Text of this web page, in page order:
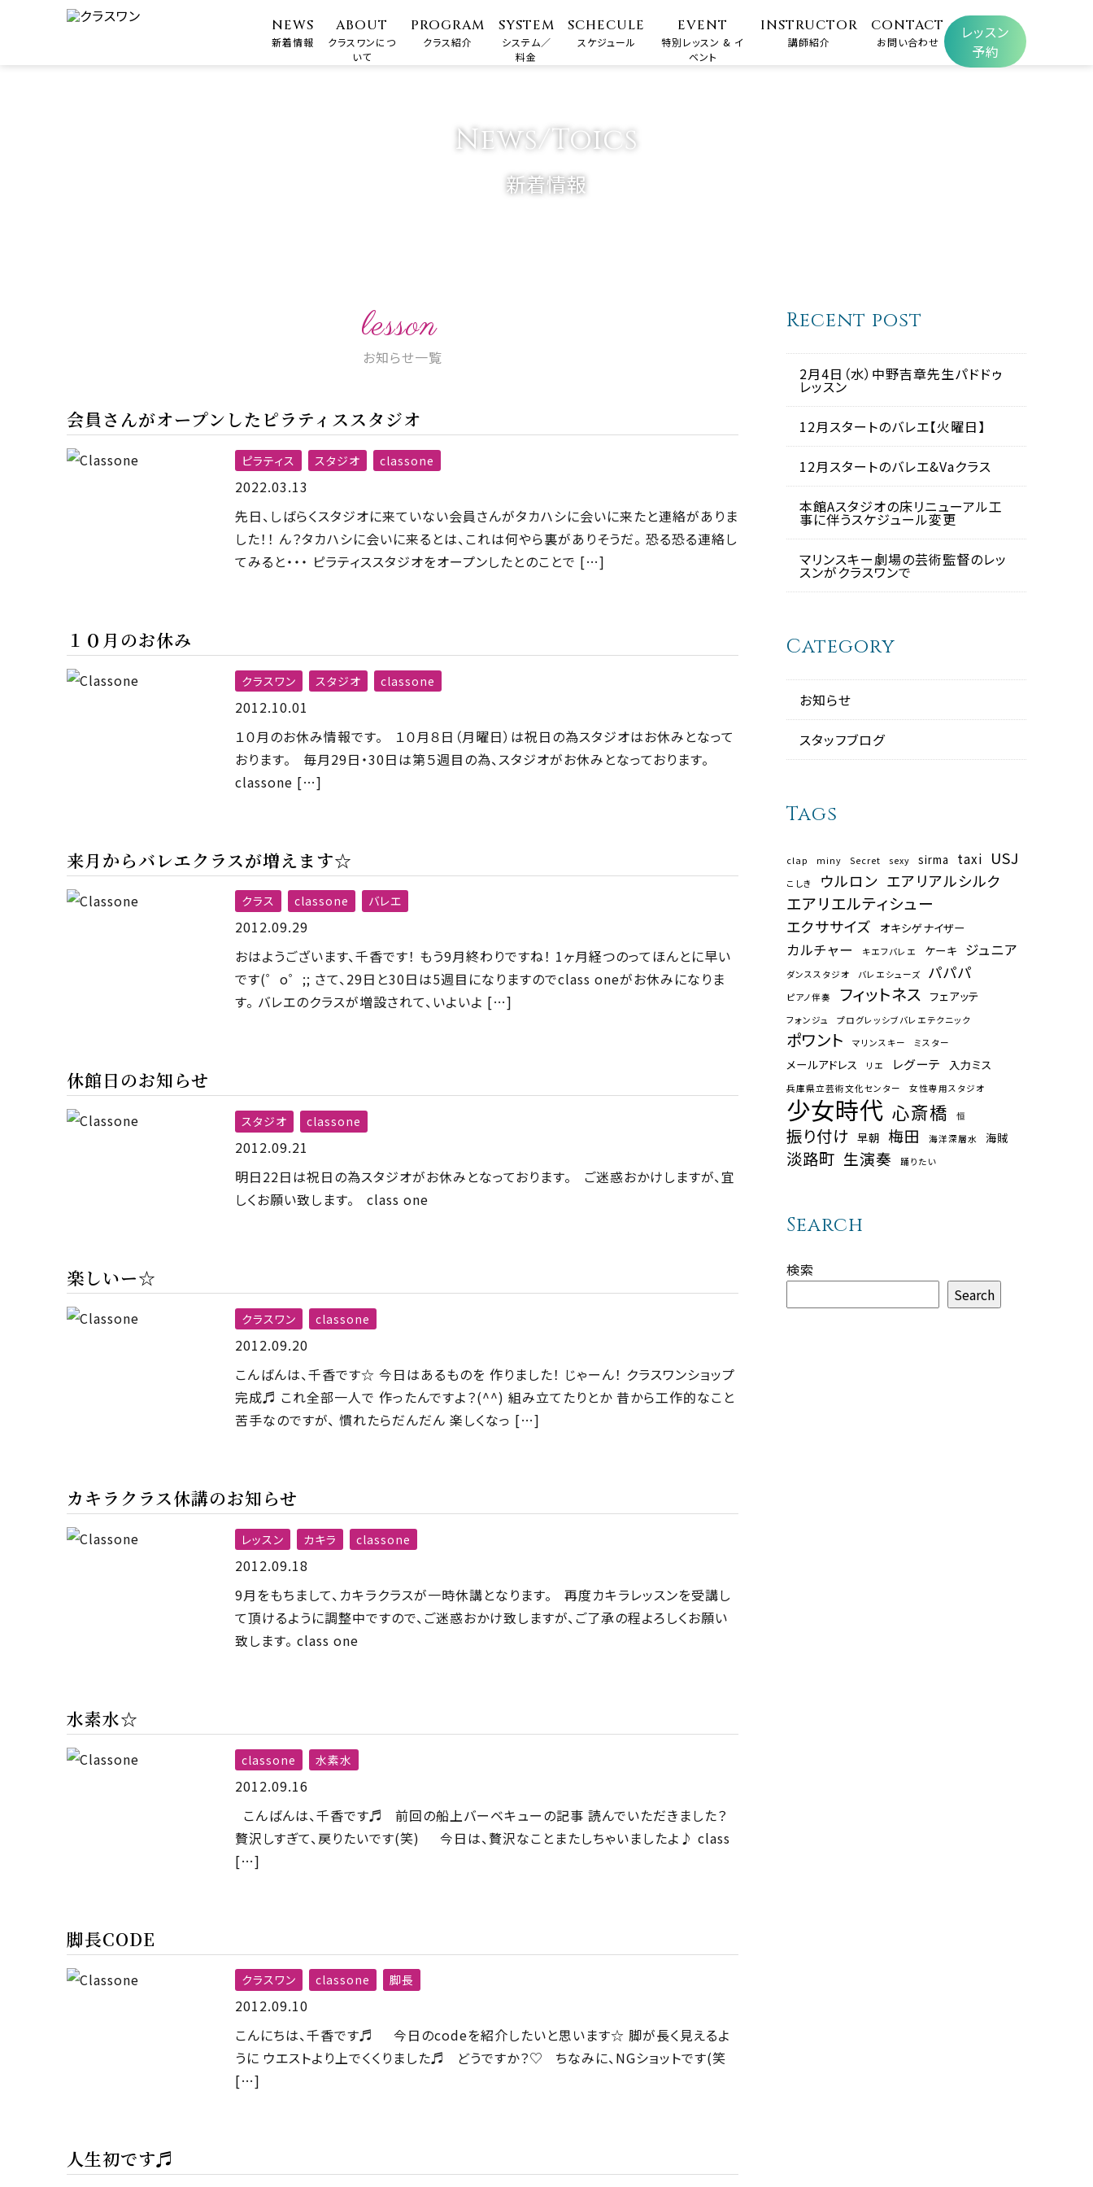
NEWS
新着情報
ABOUT
クラスワンにつ
いて
PROGRAM
クラス紹介
SYSTEM
システム／
料金
SCHECULE
スケジュール
EVENT
特別レッスン & イ
ベント
INSTRUCTOR
講師紹介
CONTACT
お問い合わせ
レッスン
予約
News/Toics
新着情報
lesson
お知らせ一覧
会員さんがオープンしたピラティススタジオ
ピラティス スタジオ classone
2022.03.13
先日、しばらくスタジオに来ていない会員さんがタカハシに会いに来たと連絡がありま
した！！ ん？タカハシに会いに来るとは、これは何やら裏がありそうだ。 恐る恐る連絡し
てみると・・・ ピラティススタジオをオープンしたとのことで […]
１０月のお休み
クラスワン スタジオ classone
2012.10.01
１０月のお休み情報です。 １０月８日（月曜日）は祝日の為スタジオはお休みとなって
おります。 毎月29日・30日は第５週目の為、スタジオがお休みとなっております。
classone […]
来月からバレエクラスが増えます☆
クラス classone バレエ
2012.09.29
おはようございます、千香です！ もう9月終わりですね！ 1ヶ月経つのってほんとに早い
です(゜o゜;; さて、29日と30日は5週目になりますのでclass oneがお休みになりま
す。 バレエのクラスが増設されて、いよいよ […]
休館日のお知らせ
スタジオ classone
2012.09.21
明日22日は祝日の為スタジオがお休みとなっております。 ご迷惑おかけしますが、宜
しくお願い致します。 class one
楽しいー☆
クラスワン classone
2012.09.20
こんばんは、千香です☆ 今日はあるものを 作りました！ じゃーん！ クラスワンショップ
完成♬ これ全部一人で 作ったんですよ？(^^) 組み立てたりとか 昔から工作的なこと
苦手なのですが、 慣れたらだんだん 楽しくなっ […]
カキラクラス休講のお知らせ
レッスン カキラ classone
2012.09.18
9月をもちまして、カキラクラスが一時休講となります。 再度カキラレッスンを受講し
て頂けるように調整中ですので、ご迷惑おかけ致しますが、ご了承の程よろしくお願い
致します。 class one
水素水☆
classone 水素水
2012.09.16
こんばんは、千香です♬ 前回の船上バーベキューの記事 読んでいただきました？
贅沢しすぎて、戻りたいです(笑) 今日は、贅沢なことまたしちゃいましたよ♪ class
[…]
脚長CODE
クラスワン classone 脚長
2012.09.10
こんにちは、千香です♬ 今日のcodeを紹介したいと思います☆ 脚が長く見えるよ
うに ウエストより上でくくりました♬ どうですか？♡ ちなみに、NGショットです(笑
[…]
人生初です♬
Recent post
2月4日（水）中野吉章先生パドドゥ
レッスン
12月スタートのバレエ【火曜日】
12月スタートのバレエ&Vaクラス
本館Aスタジオの床リニューアル工
事に伴うスケジュール変更
マリンスキー劇場の芸術監督のレッ
スンがクラスワンで
Category
お知らせ
スタッフブログ
Tags
clap miny Secret sexy sirma taxi USJ
こしき ウルロン エアリアルシルク
エアリエルティシュー
エクササイズ オキシゲナイザー
カルチャー キエフバレエ ケーキ ジュニア
ダンススタジオ バレエシューズ パパパ
ピアノ伴奏 フィットネス フェアッテ
フォンジュ プログレッシブバレエテクニック
ポワント マリンスキー ミスター
メールアドレス リエ レグーテ 入力ミス
兵庫県立芸術文化センター 女性専用スタジオ
少女時代 心斎橋 恒
振り付け 早朝 梅田 海洋深層水 海賊
淡路町 生演奏 踊りたい
Search
検索
Search